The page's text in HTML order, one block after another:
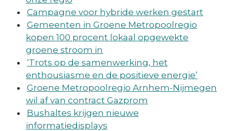
Campagne voor hybride werken gestart
Gemeenten in Groene Metropoolregio
kopen 100 procent lokaal opgewekte
groene stroom in
‘Trots op de samenwerking, het
enthousiasme en de positieve energie’
Groene Metropoolregio Arnhem-Nijmegen
wil af van contract Gazprom
Bushaltes krijgen nieuwe
informatiedisplays